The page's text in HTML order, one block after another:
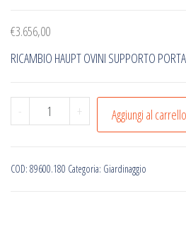
€3.656,00
RICAMBIO HAUPT OVINI SUPPORTO
-
RICAMBIO
HAUPT
SUPPORTO
+ Aggiungi al carrello
COD: 89600.180 Categoria: Giardinaggio